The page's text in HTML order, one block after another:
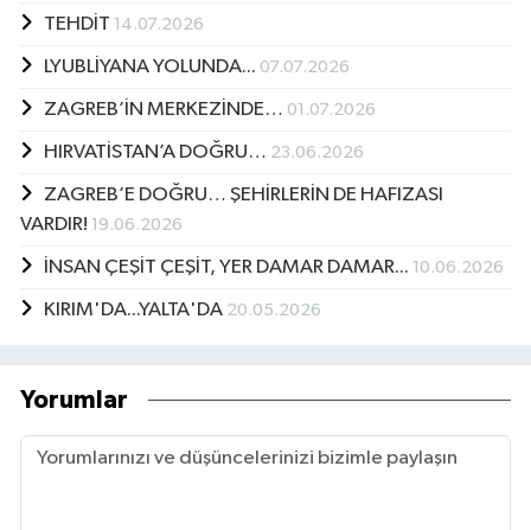
TEHDİT 14.07.2026
LYUBLİYANA YOLUNDA... 07.07.2026
ZAGREB’İN MERKEZİNDE… 01.07.2026
HIRVATİSTAN’A DOĞRU… 23.06.2026
ZAGREB’E DOĞRU… ŞEHİRLERİN DE HAFIZASI
VARDIR! 19.06.2026
İNSAN ÇEŞİT ÇEŞİT, YER DAMAR DAMAR... 10.06.2026
KIRIM'DA...YALTA'DA 20.05.2026
Yorumlar